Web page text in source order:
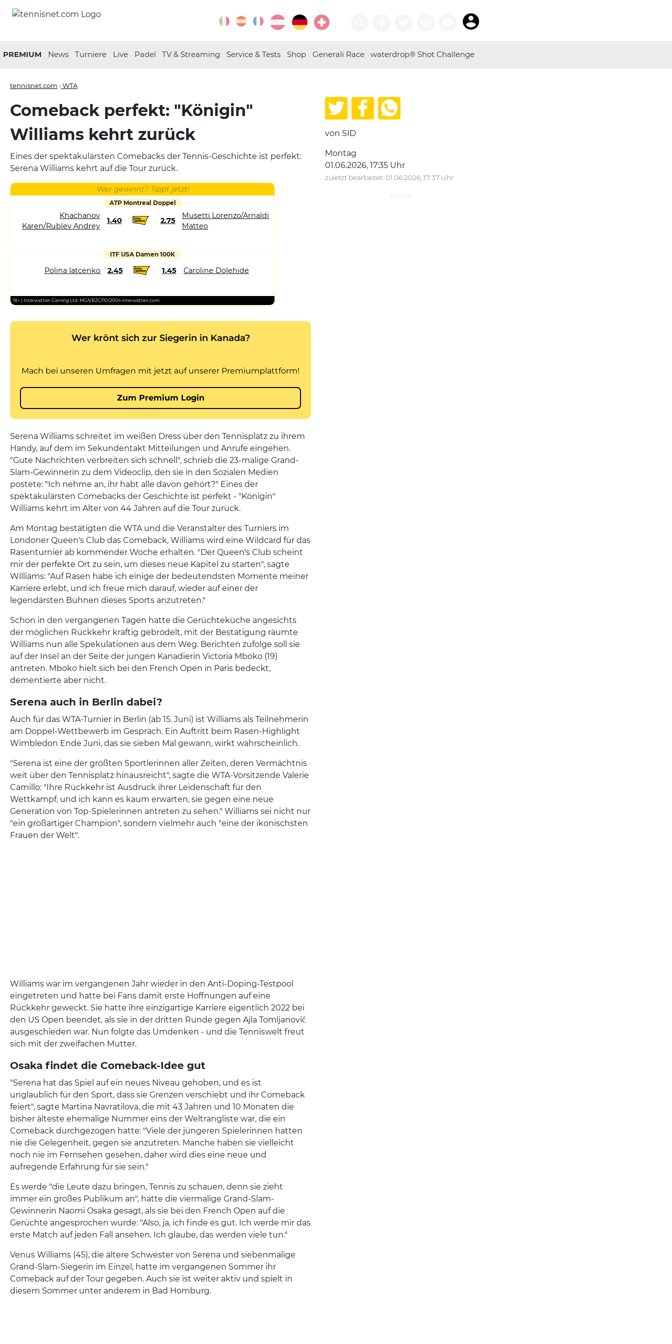
PREMIUM News Turniere Live Padel TV & Streaming Service & Tests Shop Generali Race waterdrop® Shot Challenge
tennisnet.com › WTA
Comeback perfekt: "Königin"
Williams kehrt zurück
Eines der spektakulärsten Comebacks der Tennis-Geschichte ist perfekt:
Serena Williams kehrt auf die Tour zurück.
Wer gewinnt? Tippt jetzt!
ATP Montreal Doppel
Khachanov
Karen/Rublev Andrey
1.40 2.75
Musetti Lorenzo/Arnaldi
Matteo
ITF USA Damen 100K
Polina Iatcenko 2.45 1.45 Caroline Dolehide
18+ | Interwetten Gaming Ltd. MGA/B2C/110/2004 interwetten.com
Serena Williams schreitet im weißen Dress über den Tennisplatz zu ihrem
Handy, auf dem im Sekundentakt Mitteilungen und Anrufe eingehen.
"Gute Nachrichten verbreiten sich schnell", schrieb die 23-malige Grand-
Slam-Gewinnerin zu dem Videoclip, den sie in den Sozialen Medien
postete: "Ich nehme an, ihr habt alle davon gehört?" Eines der
spektakulärsten Comebacks der Geschichte ist perfekt - "Königin"
Williams kehrt im Alter von 44 Jahren auf die Tour zurück.
Am Montag bestätigten die WTA und die Veranstalter des Turniers im
Londoner Queen's Club das Comeback, Williams wird eine Wildcard für das
Rasenturnier ab kommender Woche erhalten. "Der Queen's Club scheint
mir der perfekte Ort zu sein, um dieses neue Kapitel zu starten", sagte
Williams: "Auf Rasen habe ich einige der bedeutendsten Momente meiner
Karriere erlebt, und ich freue mich darauf, wieder auf einer der
legendärsten Bühnen dieses Sports anzutreten."
Schon in den vergangenen Tagen hatte die Gerüchteküche angesichts
der möglichen Rückkehr kräftig gebrodelt, mit der Bestätigung räumte
Williams nun alle Spekulationen aus dem Weg. Berichten zufolge soll sie
auf der Insel an der Seite der jungen Kanadierin Victoria Mboko (19)
antreten. Mboko hielt sich bei den French Open in Paris bedeckt,
dementierte aber nicht.
Serena auch in Berlin dabei?
Auch für das WTA-Turnier in Berlin (ab 15. Juni) ist Williams als Teilnehmerin
am Doppel-Wettbewerb im Gespräch. Ein Auftritt beim Rasen-Highlight
Wimbledon Ende Juni, das sie sieben Mal gewann, wirkt wahrscheinlich.
"Serena ist eine der größten Sportlerinnen aller Zeiten, deren Vermächtnis
weit über den Tennisplatz hinausreicht", sagte die WTA-Vorsitzende Valerie
Camillo: "Ihre Rückkehr ist Ausdruck ihrer Leidenschaft für den
Wettkampf, und ich kann es kaum erwarten, sie gegen eine neue
Generation von Top-Spielerinnen antreten zu sehen." Williams sei nicht nur
"ein großartiger Champion", sondern vielmehr auch "eine der ikonischsten
Frauen der Welt".
Williams war im vergangenen Jahr wieder in den Anti-Doping-Testpool
eingetreten und hatte bei Fans damit erste Hoffnungen auf eine
Rückkehr geweckt. Sie hatte ihre einzigartige Karriere eigentlich 2022 bei
den US Open beendet, als sie in der dritten Runde gegen Ajla Tomljanović
ausgeschieden war. Nun folgte das Umdenken - und die Tenniswelt freut
sich mit der zweifachen Mutter.
Osaka findet die Comeback-Idee gut
"Serena hat das Spiel auf ein neues Niveau gehoben, und es ist
unglaublich für den Sport, dass sie Grenzen verschiebt und ihr Comeback
feiert", sagte Martina Navratilova, die mit 43 Jahren und 10 Monaten die
bisher älteste ehemalige Nummer eins der Weltrangliste war, die ein
Comeback durchgezogen hatte: "Viele der jüngeren Spielerinnen hatten
nie die Gelegenheit, gegen sie anzutreten. Manche haben sie vielleicht
noch nie im Fernsehen gesehen, daher wird dies eine neue und
aufregende Erfahrung für sie sein."
Es werde "die Leute dazu bringen, Tennis zu schauen, denn sie zieht
immer ein großes Publikum an", hatte die viermalige Grand-Slam-
Gewinnerin Naomi Osaka gesagt, als sie bei den French Open auf die
Gerüchte angesprochen wurde: "Also, ja, ich finde es gut. Ich werde mir das
erste Match auf jeden Fall ansehen. Ich glaube, das werden viele tun."
Venus Williams (45), die ältere Schwester von Serena und siebenmalige
Grand-Slam-Siegerin im Einzel, hatte im vergangenen Sommer ihr
Comeback auf der Tour gegeben. Auch sie ist weiter aktiv und spielt in
diesem Sommer unter anderem in Bad Homburg.
von SID
Montag
01.06.2026, 17:35 Uhr
zuletzt bearbeitet: 01.06.2026, 17:37 Uhr